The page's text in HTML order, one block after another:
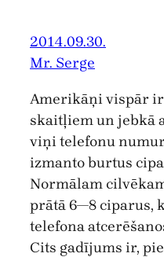
2014.09.30.
Mr. Serge
Amerikāņi vispār
skaitļiem un jebkā
viņi telefonu
izmanto burtus
Normālam
prātā 6—8 ciparus,
telefona
Cits gadījums ir,